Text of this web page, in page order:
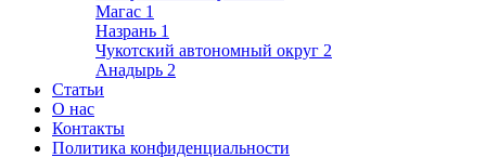
Магас 1
Назрань 1
Чукотский автономный округ 2
Анадырь 2
Статьи
О нас
Контакты
Политика конфиденциальности